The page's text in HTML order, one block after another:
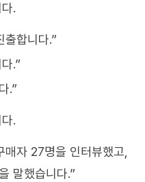
.
출합니다.”
.”
.”
.
자 27명을 인터뷰했고,
말했습니다.”